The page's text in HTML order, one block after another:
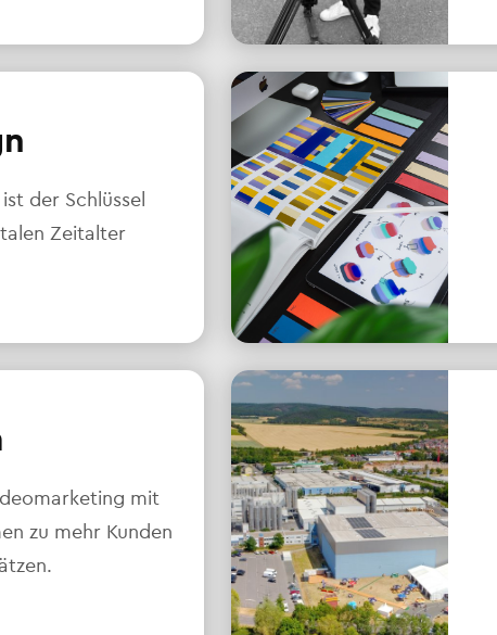
der Schlüssel
Zeitalter
mit
zu mehr Kunden